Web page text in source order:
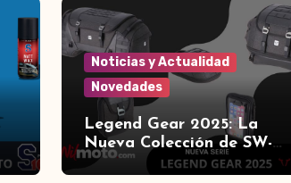
Noticias y Actualidad
Novedades
Legend Gear 2025: La
Nueva Colección de SW-
Motech que Revoluciona el